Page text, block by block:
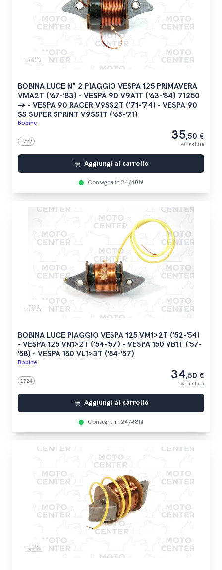
BOBINA LUCE N° 2 PIAGGIO VESPA 125 PRIMAVERA
VMA2T ('67-'83) - VESPA 90 V9A1T ('63-'84) 71250
-> - VESPA 90 RACER V9SS2T ('71-'74) - VESPA 90
SS SUPER SPRINT V9SS1T ('65-'71)
Bobine
1722 35,50 €
iva inclusa
Aggiungi al carrello
Consegna in 24/48h!
BOBINA LUCE PIAGGIO VESPA 125 VM1>2T ('52-'54)
- VESPA 125 VN1>2T ('54-'57) - VESPA 150 VB1T ('57-
'58) - VESPA 150 VL1>3T ('54-'57)
Bobine
1724 34,50 €
iva inclusa
Aggiungi al carrello
Consegna in 24/48h!